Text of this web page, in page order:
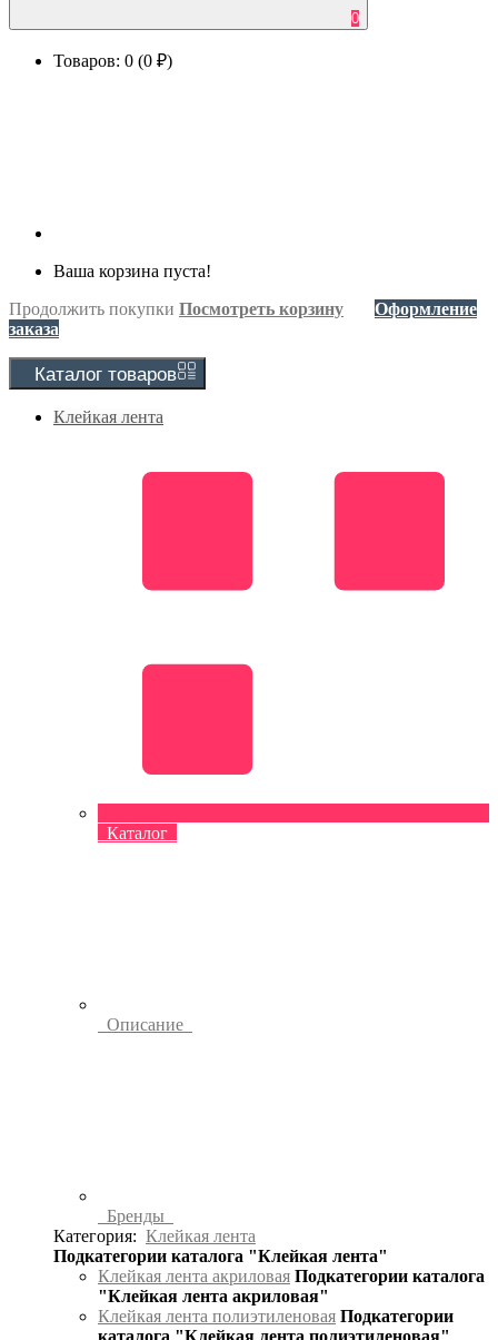
0
Товаров: 0 (0 ₽)
Ваша корзина пуста!
Продолжить покупки Посмотреть корзину
Оформление
заказа
Каталог товаров
Клейкая лента
Каталог
Описание
Бренды
Категория: Клейкая лента
Подкатегории каталога "Клейкая лента"
Клейкая лента акриловая Подкатегории каталога
"Клейкая лента акриловая"
Клейкая лента полиэтиленовая Подкатегории
каталога "Клейкая лента полиэтиленовая"